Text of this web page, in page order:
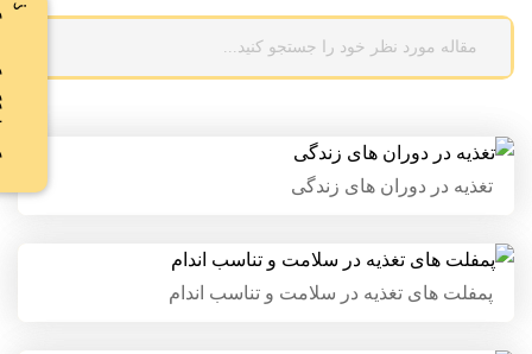
تغذیه در دوران های زندگی
تغذیه در دوران های زندگی
پمفلت های تغذیه در سلامت و تناسب اندام
پمفلت های تغذیه در سلامت و
تناسب اندام